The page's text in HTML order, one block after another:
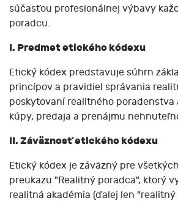
súčasťou profesionálnej výbavy
poradcu.
I. Predmet etického kódexu
Etický kódex predstavuje súhrn
princípov a pravidiel správania
poskytovaní realitného poradenstva
kúpy, predaja a prenájmu
II. Záväznosť etického kódexu
Etický kódex je záväzný pre
preukazu "Realitný poradca", ktorý
realitná akadémia (ďalej len "realitný